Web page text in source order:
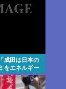
成田は日本の
をエネルギー
合発電を使う
価値があり利